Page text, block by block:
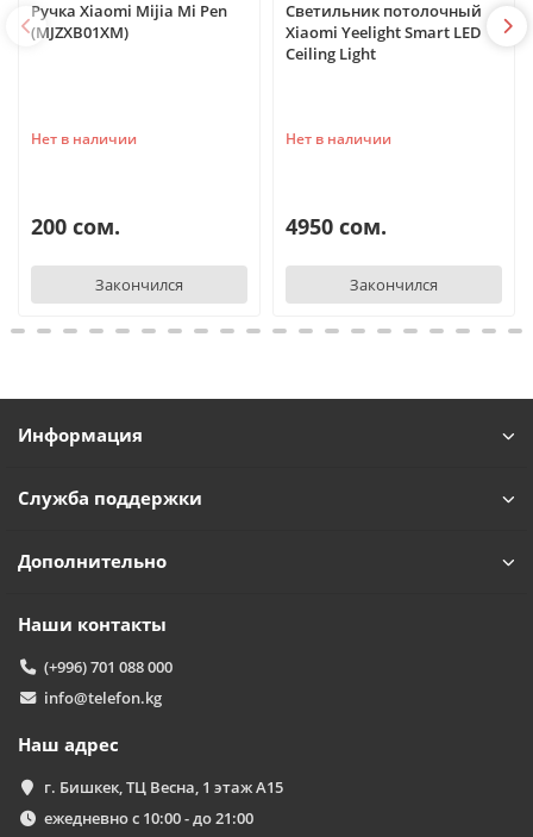
Ручка Xiaomi Mijia Mi Pen
(MJZXB01XM)
Нет в наличии
200 сом.
Закончился
Светильник потолочный
Xiaomi Yeelight Smart LED
Ceiling Light
Нет в наличии
4950 сом.
Закончился
Информация
Служба поддержки
Дополнительно
Наши контакты
(+996) 701 088 000
info@telefon.kg
Наш адрес
г. Бишкек, ТЦ Весна, 1 этаж А15
ежедневно с 10:00 - до 21:00